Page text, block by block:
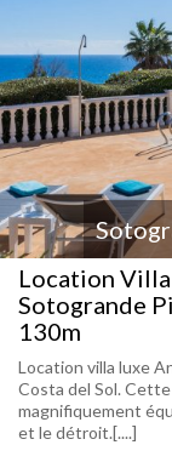
Location
Sotogrande
130m
Location villa luxe
Costa del Sol.
magnifiquement
et le détroit.[....]